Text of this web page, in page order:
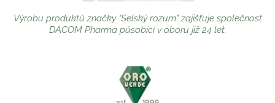
Výrobu produktů značky "Selský rozum" zajišťuje společnost
DACOM Pharma působící v oboru již 24 let.